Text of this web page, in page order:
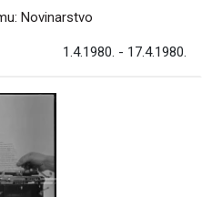
Novinarstvo
1.4.1980. - 17.4.1980.